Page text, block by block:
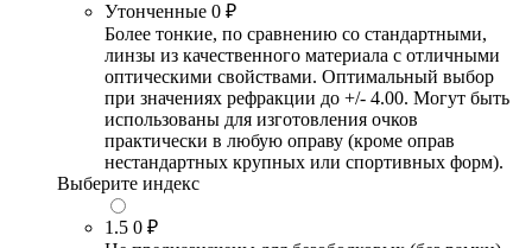
Утонченные 0 ₽
Более тонкие, по сравнению со стандартными,
линзы из качественного материала с отличными
оптическими свойствами. Оптимальный выбор
при значениях рефракции до +/- 4.00. Могут быть
использованы для изготовления очков
практически в любую оправу (кроме оправ
нестандартных крупных или спортивных форм).
Выберите индекс
1.5 0 ₽